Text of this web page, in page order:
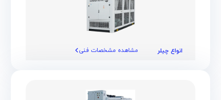
انواع چیلر مشاهده مشخصات فنی